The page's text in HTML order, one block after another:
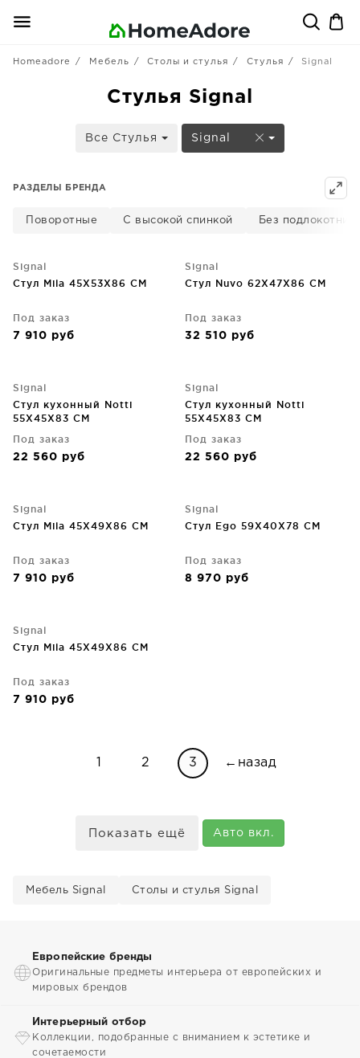
Homeadore Мебель Столы и стулья Стулья Signal
Стулья Signal
Все Стулья Signal
РАЗДЕЛЫ БРЕНДА
Поворотные С высокой спинкой Без
Signal
Стул Mila 45X53X86 CM
Под заказ
7 910 руб
Signal
Стул Nuvo 62X47X86 CM
Под заказ
32 510 руб
Signal
Стул кухонный Notti
55X45X83 CM
Под заказ
22 560 руб
Signal
Стул кухонный Notti
55X45X83 CM
Под заказ
22 560 руб
Signal
Стул Mila 45X49X86 CM
Под заказ
7 910 руб
Signal
Стул Ego 59X40X78 CM
Под заказ
8 970 руб
Signal
Стул Mila 45X49X86 CM
Под заказ
7 910 руб
2 3 ←назад
Показать ещё Авто вкл.
Мебель Signal Столы и стулья Signal
Европейские бренды
Оригинальные предметы интерьера от европейских и
мировых брендов
Интерьерный отбор
Коллекции, подобранные с вниманием к эстетике и
сочетаемости